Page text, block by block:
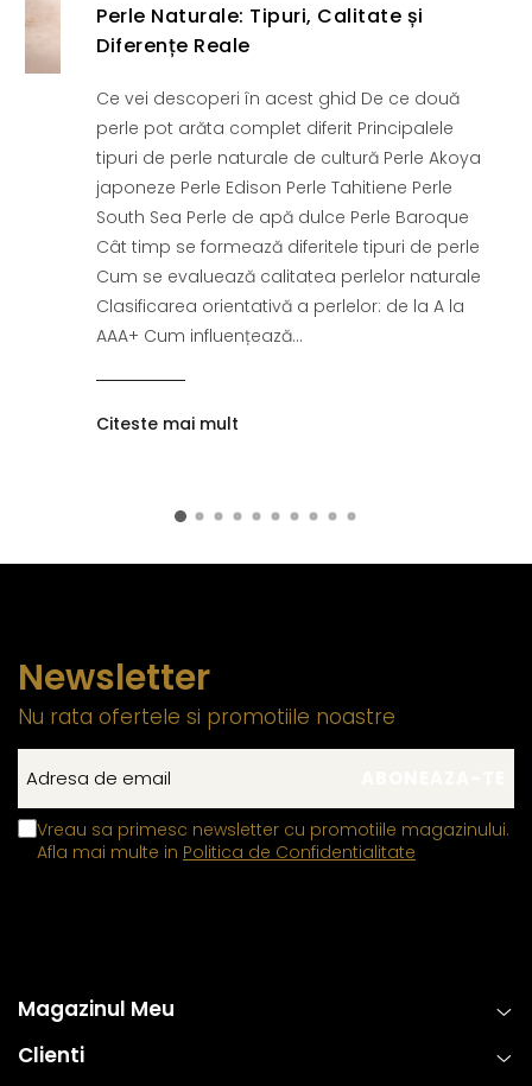
Perle Naturale: Tipuri, Calitate și
Diferențe Reale
Ce vei descoperi în acest ghid De ce două
perle pot arăta complet diferit Principalele
tipuri de perle naturale de cultură Perle Akoya
japoneze Perle Edison Perle Tahitiene Perle
South Sea Perle de apă dulce Perle Baroque
Cât timp se formează diferitele tipuri de perle
Cum se evaluează calitatea perlelor naturale
Clasificarea orientativă a perlelor: de la A la
AAA+ Cum influențează...
Citeste mai mult
Newsletter
Nu rata ofertele si promotiile noastre
Vreau sa primesc newsletter cu promotiile magazinului.
Afla mai multe in Politica de Confidentialitate
Magazinul Meu
Clienti